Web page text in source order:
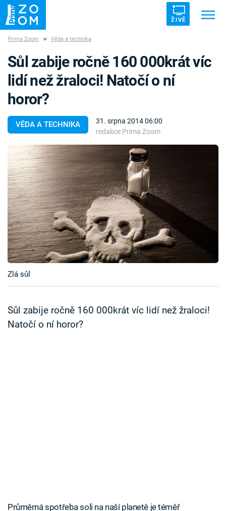
ŽIVĚ
ZÁHADY VETŘELCI DÁVNOVĚKU
Témata
Témata
Pořady
TV Program
Časopis
Sledujte prima+
Sledujte nás
Prima Zoom ■ Věda a technika
VĚDA A TECHNIKA
31. srpna 2014 06:00
redakce Prima Zoom
Sůl zabije ročně 160 000krát víc
lidí než žraloci! Natočí o ní
horor?
Zlá sůl
Sůl zabije ročně 160 000krát víc lidí než žraloci!
Natočí o ní horor?
Průměrná spotřeba soli na naší planetě je téměř